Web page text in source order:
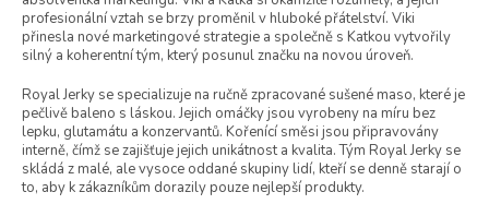
profesionální vztah se brzy proměnil v hluboké přátelství. Viki
přinesla nové marketingové strategie a společně s Katkou vytvořily
silný a koherentní tým, který posunul značku na novou úroveň.
Royal Jerky se specializuje na ručně zpracované sušené maso, které je
pečlivě baleno s láskou. Jejich omáčky jsou vyrobeny na míru bez
lepku, glutamátu a konzervantů. Kořenící směsi jsou připravovány
interně, čímž se zajišťuje jejich unikátnost a kvalita. Tým Royal Jerky se
skládá z malé, ale vysoce oddané skupiny lidí, kteří se denně starají o
to, aby k zákazníkům dorazily pouze nejlepší produkty.